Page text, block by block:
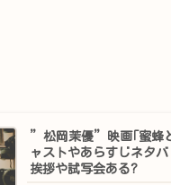
”松岡茉優”映画｢蜜蜂
ャストやあらすじネタ
挨拶や試写会ある?